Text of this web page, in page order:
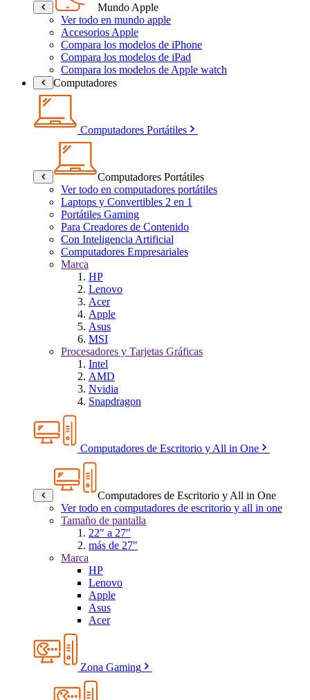
Mundo Apple
Ver todo en mundo apple
Accesorios Apple
Compara los modelos de iPhone
Compara los modelos de iPad
Compara los modelos de Apple watch
Computadores
Computadores Portátiles
Computadores Portátiles
Ver todo en computadores portátiles
Laptops y Convertibles 2 en 1
Portátiles Gaming
Para Creadores de Contenido
Con Inteligencia Artificial
Computadores Empresariales
Marca
HP
Lenovo
Acer
Apple
Asus
MSI
Procesadores y Tarjetas Gráficas
Intel
AMD
Nvidia
Snapdragon
Computadores de Escritorio y All in One
Computadores de Escritorio y All in One
Ver todo en computadores de escritorio y all in one
Tamaño de pantalla
22" a 27"
más de 27"
Marca
HP
Lenovo
Apple
Asus
Acer
Zona Gaming